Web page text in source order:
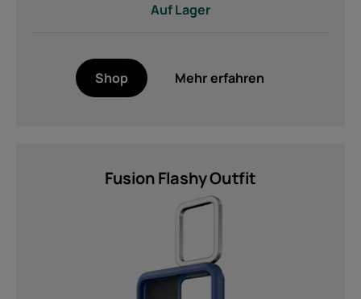
Auf Lager
Shop Mehr erfahren
Fusion Flashy Outfit